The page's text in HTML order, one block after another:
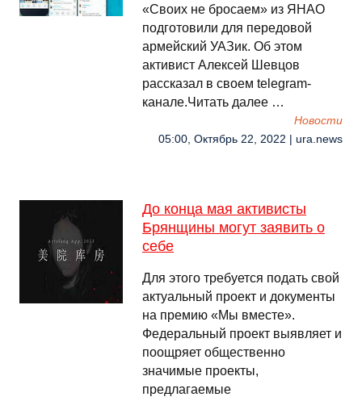
«Своих не бросаем» из ЯНАО
подготовили для передовой
армейский УАЗик. Об этом
активист Алексей Шевцов
рассказал в своем telegram-
канале.Читать далее …
Новости
05:00, Октябрь 22, 2022 | ura.news
До конца мая активисты
Брянщины могут заявить о
себе
Для этого требуется подать свой
актуальный проект и документы
на премию «Мы вместе».
Федеральный проект выявляет и
поощряет общественно
значимые проекты,
предлагаемые